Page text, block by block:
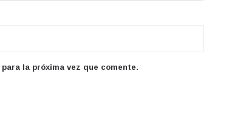
la próxima vez que comente.